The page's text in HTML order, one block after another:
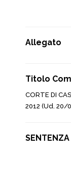
Allegato
Titolo
CORTE DI
2012 (Ud. 20/
SENTENZA